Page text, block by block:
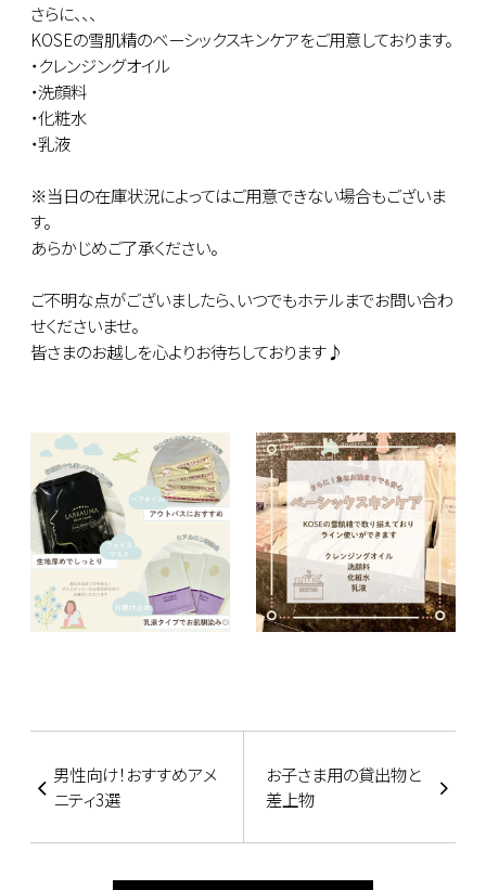
さらに、、、
KOSEの雪肌精のベーシックスキンケアをご用意しております。
・クレンジングオイル
・洗顔料
・化粧水
・乳液
※当日の在庫状況によってはご用意できない場合もございま
す。
あらかじめご了承ください。
ご不明な点がございましたら、いつでもホテルまでお問い合わ
せくださいませ。
皆さまのお越しを心よりお待ちしております♪
男性向け！おすすめアメ
ニティ3選
お子さま用の貸出物と
差上物